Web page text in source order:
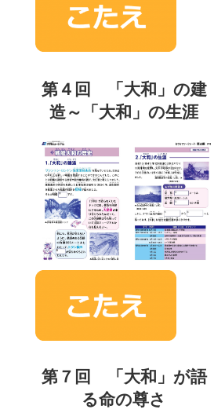
第４回 「大和」の建
造～「大和」の生涯
第７回 「大和」が語
る命の尊さ